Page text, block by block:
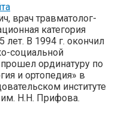
врач травматолог-
категория
В 1994 г. окончил
социальной
ординатуру по
и ортопедия» в
институте
им. Н.Н. Прифова.